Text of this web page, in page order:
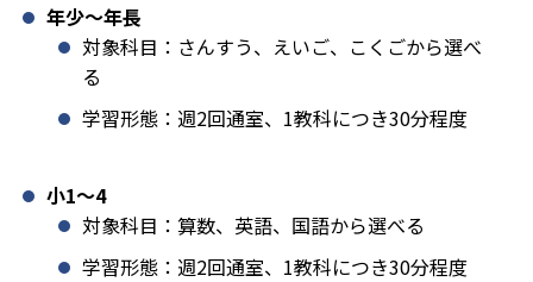
年少〜年長
対象科目：さんすう、えいご、こくごから選べ
る
学習形態：週2回通室、1教科につき30分程度
小1️〜4
対象科目：算数、英語、国語から選べる
学習形態：週2回通室、1教科につき30分程度